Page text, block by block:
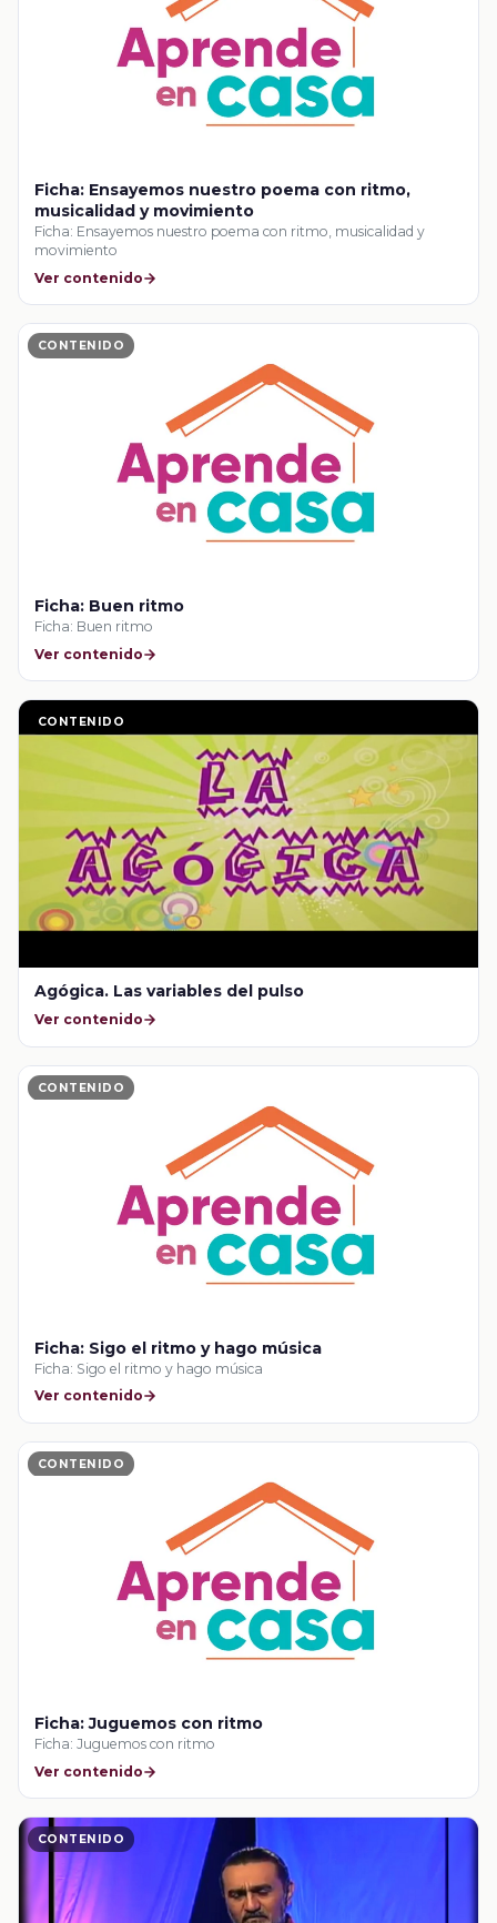
Ficha: Ensayemos nuestro poema con ritmo,
musicalidad y movimiento
Ficha: Ensayemos nuestro poema con ritmo, musicalidad y
movimiento
Ver contenido
CONTENIDO
Ficha: Buen ritmo
Ficha: Buen ritmo
Ver contenido
CONTENIDO
Agógica. Las variables del pulso
Ver contenido
CONTENIDO
Ficha: Sigo el ritmo y hago música
Ficha: Sigo el ritmo y hago música
Ver contenido
CONTENIDO
Ficha: Juguemos con ritmo
Ficha: Juguemos con ritmo
Ver contenido
CONTENIDO